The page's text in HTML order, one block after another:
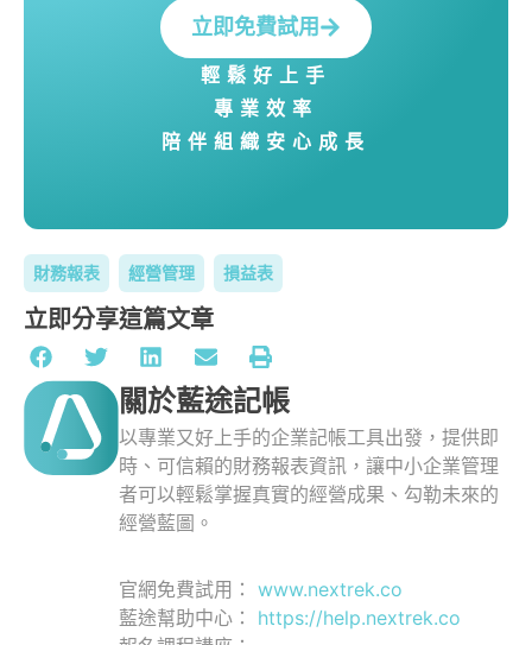
立即免費試用
輕鬆好上手
專業效率
陪伴組織安心成長
財務報表 經營管理 損益表
立即分享這篇文章
關於藍途記帳
以專業又好上手的企業記帳工具出發，提供即
時、可信賴的財務報表資訊，讓中小企業管理
者可以輕鬆掌握真實的經營成果、勾勒未來的
經營藍圖。
官網免費試用： www.nextrek.co
藍途幫助中心： https://help.nextrek.co